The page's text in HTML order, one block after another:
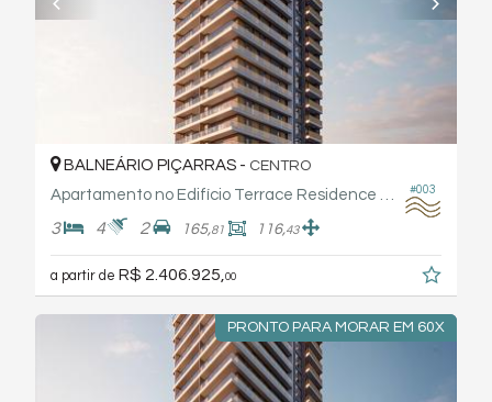
#003
BALNEÁRIO PIÇARRAS - CENTRO
3 4 2 165,81 116,43
a partir de R$ 2.406.925, 00
PRONTO PARA MORAR EM 60X